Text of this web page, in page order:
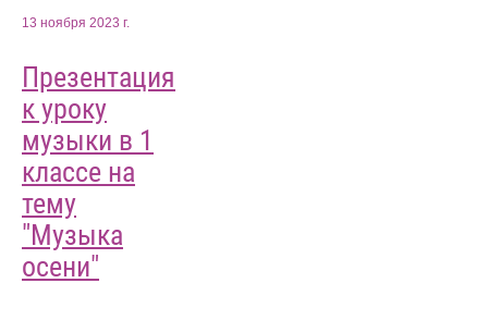
13 ноября 2023 г.
Презентация
к уроку
музыки в 1
классе на
тему
"Музыка
осени"